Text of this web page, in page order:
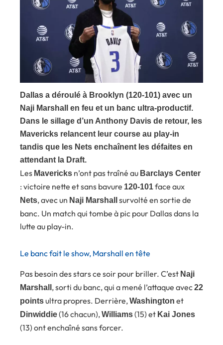
Dallas a déroulé à Brooklyn (120-101) avec un
Naji Marshall en feu et un banc ultra-productif.
Dans le sillage d’un Anthony Davis de retour, les
Mavericks relancent leur course au play-in
tandis que les Nets enchaînent les défaites en
attendant la Draft.
Les Mavericks n’ont pas traîné au Barclays Center
: victoire nette et sans bavure 120-101face aux
Nets, avec un Naji Marshall
survolté en sortie de
banc. Un match qui tombe à pic pour Dallas dans la
lutte au play-in.
Le banc fait le show, Marshall en tête
Pas besoin des stars ce soir pour briller. C’est Naji
Marshall , sorti du banc, qui a mené l’attaque avec22
pointsultra propres. Derrière,Washington et
Dinwiddie(16 chacun),Williams(15) et Kai Jones
(13) ont enchaîné sans forcer.